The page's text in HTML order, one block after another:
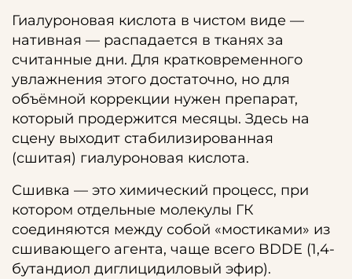
Гиалуроновая кислота в чистом виде —
нативная — распадается в тканях за
считанные дни. Для кратковременного
увлажнения этого достаточно, но для
объёмной коррекции нужен препарат,
который продержится месяцы. Здесь на
сцену выходит стабилизированная
(сшитая) гиалуроновая кислота.
Сшивка — это химический процесс, при
котором отдельные молекулы ГК
соединяются между собой «мостиками» из
сшивающего агента, чаще всего BDDE (1,4-
бутандиол диглицидиловый эфир).